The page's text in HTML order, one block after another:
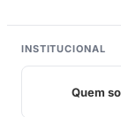
INSTITUCIONAL
Quem